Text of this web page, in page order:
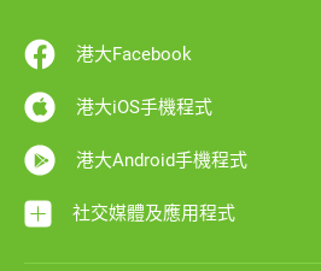
港大Facebook
港大iOS手機程式
港大Android手機程式
社交媒體及應用程式